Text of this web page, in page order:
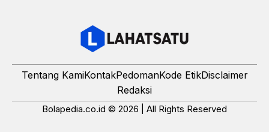
Tentang KamiKontakPedomanKode EtikDisclaimer
Redaksi
Bolapedia.co.id © 2026 | All Rights Reserved